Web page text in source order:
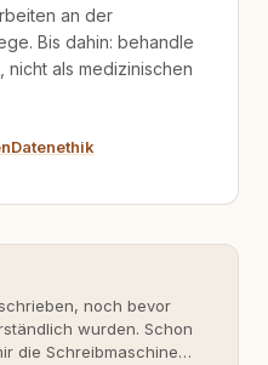
an der
Bis dahin: behandle
nicht als medizinischen
Datenethik
noch bevor
wurden. Schon
die Schreibmaschine